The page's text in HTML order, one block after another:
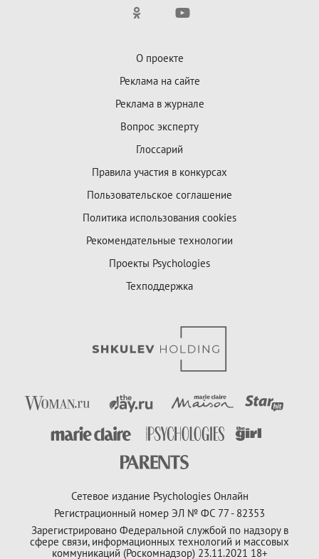
О проекте
Реклама на сайте
Реклама в журнале
Вопрос эксперту
Глоссарий
Правила участия в конкурсах
Пользовательское соглашение
Политика использования cookies
Рекомендательные технологии
Проекты Psychologies
Техподдержка
Сетевое издание Psychologies Онлайн
Регистрационный номер ЭЛ № ФС 77 - 82353
Зарегистрировано Федеральной службой по надзору в
сфере связи, информационных технологий и массовых
коммуникаций (Роскомнадзор) 23.11.2021 18+